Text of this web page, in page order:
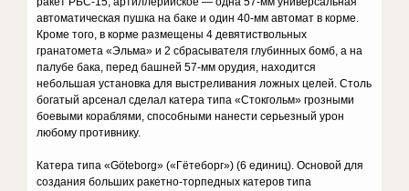
автоматическая пушка на баке и один 40-мм автомат в корме.
Кроме того, в корме размещены 4 девятиствольных
гранатомета «Эльма» и 2 сбрасывателя глубинных бомб, а на
палубе бака, перед башней 57-мм орудия, находится
небольшая установка для выстреливания ложных целей. Столь
богатый арсенал сделал катера типа «Стокгольм» грозными
боевыми кораблями, способными нанести серьезный урон
любому противнику.
Катера типа «Göteborg» («Гётеборг») (6 единиц). Основой для
создания больших ракетно-торпедных катеров типа